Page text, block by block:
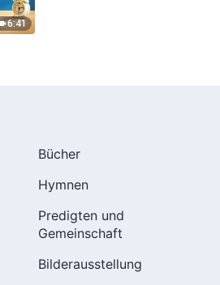
6:41
Bücher
Hymnen
Predigten und
Gemeinschaft
Bilderausstellung